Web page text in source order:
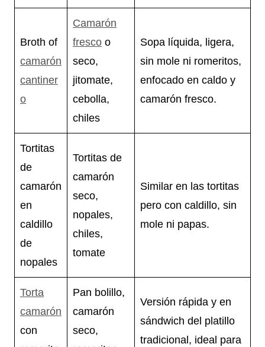
Broth of
camarón
cantiner
o
Camarón
fresco o
seco,
jitomate,
cebolla,
chiles
Sopa líquida, ligera,
sin mole ni romeritos,
enfocado en caldo y
camarón fresco.
Tortitas
de
camarón
en
caldillo
de
nopales
Tortitas de
camarón
seco,
nopales,
chiles,
tomate
Similar en las tortitas
pero con caldillo, sin
mole ni papas.
Torta
camarón
con
Pan bolillo,
camarón
seco,
Versión rápida y en
sándwich del platillo
tradicional, ideal para